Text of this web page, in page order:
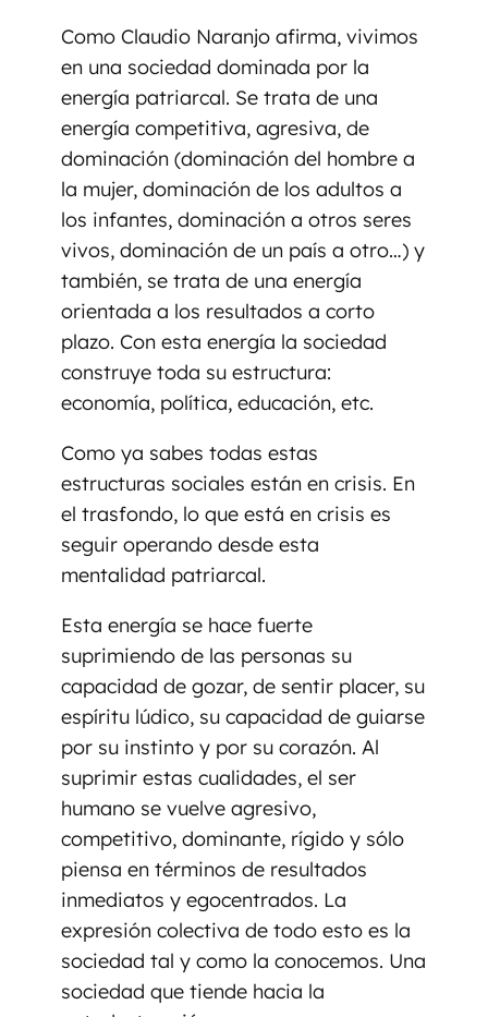
Como Claudio Naranjo afirma, vivimos
en una sociedad dominada por la
energía patriarcal. Se trata de una
energía competitiva, agresiva, de
dominación (dominación del hombre a
la mujer, dominación de los adultos a
los infantes, dominación a otros seres
vivos, dominación de un país a otro…) y
también, se trata de una energía
orientada a los resultados a corto
plazo. Con esta energía la sociedad
construye toda su estructura:
economía, política, educación, etc.
Como ya sabes todas estas
estructuras sociales están en crisis. En
el trasfondo, lo que está en crisis es
seguir operando desde esta
mentalidad patriarcal.
Esta energía se hace fuerte
suprimiendo de las personas su
capacidad de gozar, de sentir placer, su
espíritu lúdico, su capacidad de guiarse
por su instinto y por su corazón. Al
suprimir estas cualidades, el ser
humano se vuelve agresivo,
competitivo, dominante, rígido y sólo
piensa en términos de resultados
inmediatos y egocentrados. La
expresión colectiva de todo esto es la
sociedad tal y como la conocemos. Una
sociedad que tiende hacia la